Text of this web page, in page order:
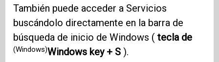
También puede acceder a Servicios
buscándolo directamente en la barra de
búsqueda de inicio de Windows (tecla de
(Windows)Windows key + S ).